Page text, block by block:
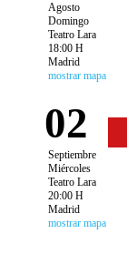
Agosto
Domingo
Teatro Lara
18:00 H
Madrid
mostrar mapa
02
Septiembre
Miércoles
Teatro Lara
20:00 H
Madrid
mostrar mapa